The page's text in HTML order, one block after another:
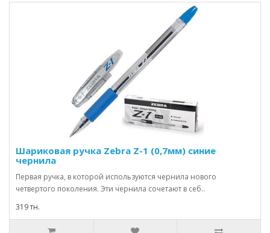
Шариковая ручка Zebra Z-1 (0,7мм) синие
чернила
Первая ручка, в которой используются чернила нового
четвертого поколения. Эти чернила сочетают в себ..
319 тн.